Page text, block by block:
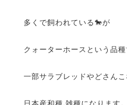
多くで飼われている🐎が
クォーターホースという品種
一部サラブレッドやどさん
日本産和種,雑種になります。